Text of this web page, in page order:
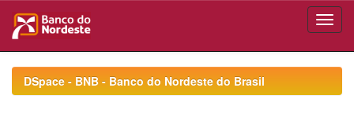
navigationDSpace - BNB - Banco do Nordeste do Brasil